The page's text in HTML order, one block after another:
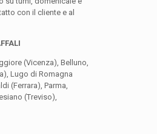
con il cliente e al
(Vicenza), Belluno,
Lugo di Romagna
(Ferrara), Parma,
(Treviso),